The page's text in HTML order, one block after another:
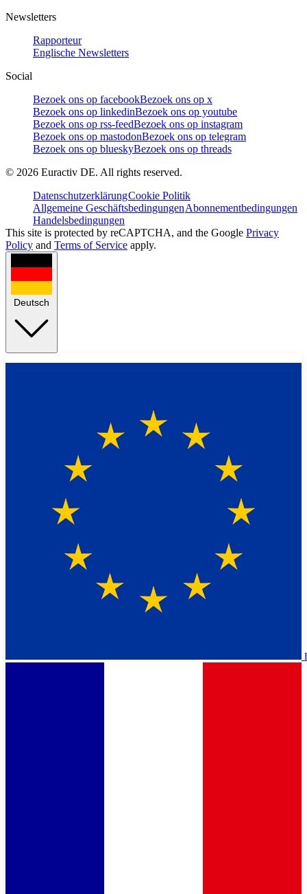
Newsletters
Rapporteur
Englische Newsletters
Social
Bezoek ons op facebookBezoek ons op x
Bezoek ons op linkedinBezoek ons op youtube
Bezoek ons op rss-feedBezoek ons op instagram
Bezoek ons op mastodonBezoek ons op telegram
Bezoek ons op blueskyBezoek ons op threads
© 2026 Euractiv DE. All rights reserved.
DatenschutzerklärungCookie Politik
Allgemeine GeschäftsbedingungenAbonnementbedingungen
Handelsbedingungen
This site is protected by reCAPTCHA, and the Google Privacy
Policy and Terms of Service apply.
Deutsch